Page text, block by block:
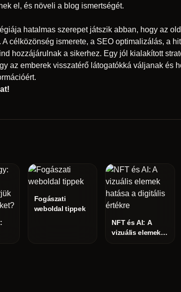
el, és növeli a blog ismertségét.
hatalmas szerepet játszik abban, hogy az
célközönség ismerete, a SEO optimalizálás, a
hozzájárulnak a sikerhez. Egy jól kialakított
az emberek visszatérő látogatókká váljanak és
!
Fogászati
weboldal tippek
NFT és AI: A
vizuális elemek